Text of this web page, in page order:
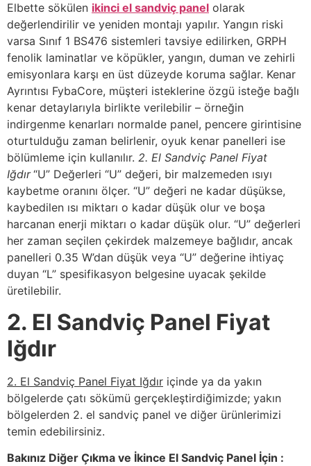
Elbette sökülen ikinci el sandviç panel olarak
değerlendirilir ve yeniden montajı yapılır. Yangın riski
varsa Sınıf 1 BS476 sistemleri tavsiye edilirken, GRPH
fenolik laminatlar ve köpükler, yangın, duman ve zehirli
emisyonlara karşı en üst düzeyde koruma sağlar. Kenar
Ayrıntısı FybaCore, müşteri isteklerine özgü isteğe bağlı
kenar detaylarıyla birlikte verilebilir – örneğin
indirgenme kenarları normalde panel, pencere girintisine
oturtulduğu zaman belirlenir, oyuk kenar panelleri ise
bölümleme için kullanılır. 2. El Sandviç Panel Fiyat
Iğdır “U” Değerleri “U” değeri, bir malzemeden ısıyı
kaybetme oranını ölçer. “U” değeri ne kadar düşükse,
kaybedilen ısı miktarı o kadar düşük olur ve boşa
harcanan enerji miktarı o kadar düşük olur. “U” değerleri
her zaman seçilen çekirdek malzemeye bağlıdır, ancak
panelleri 0.35 W’dan düşük veya “U” değerine ihtiyaç
duyan “L” spesifikasyon belgesine uyacak şekilde
üretilebilir.
2. El Sandviç Panel Fiyat
Iğdır
2. El Sandviç Panel Fiyat Iğdır içinde ya da yakın
bölgelerde çatı sökümü gerçekleştirdiğimizde; yakın
bölgelerden 2. el sandviç panel ve diğer ürünlerimizi
temin edebilirsiniz.
Bakınız Diğer Çıkma ve İkince El Sandviç Panel İçin :